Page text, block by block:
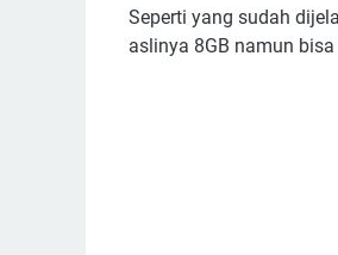
Seperti yang sudah
aslinya 8GB namun